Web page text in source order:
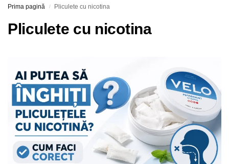
Prima pagină / Pliculete cu nicotina
Pliculete cu nicotina